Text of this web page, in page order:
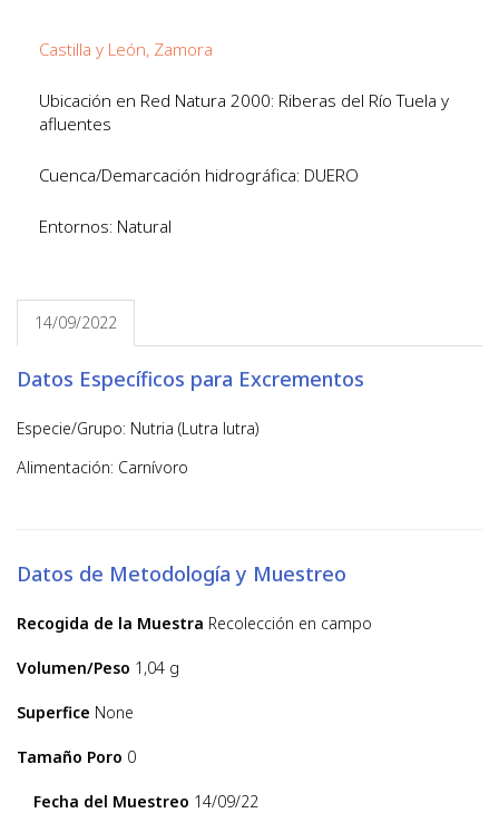
Castilla y León, Zamora
Ubicación en Red Natura 2000: Riberas del Río Tuela y
afluentes
Cuenca/Demarcación hidrográfica: DUERO
Entornos: Natural
14/09/2022
Datos Específicos para Excrementos
Especie/Grupo: Nutria (Lutra lutra)
Alimentación: Carnívoro
Datos de Metodología y Muestreo
Recogida de la Muestra Recolección en campo
Volumen/Peso 1,04 g
Superfice None
Tamaño Poro 0
Fecha del Muestreo 14/09/22